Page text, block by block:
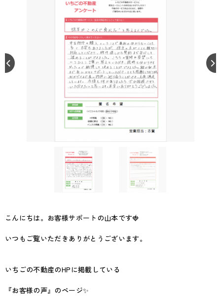
こんにちは。お客様サポートの山本です🍓
いつもご覧いただきありがとうございます。
いちごの不動産のHPに掲載している
『お客様の声』のページ✨